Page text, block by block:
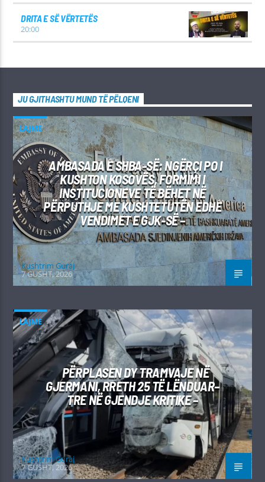
DRITA E SË VËRTETËS
20:00
JU GJITHASHTU MUND TË PËLQENI
LAJME
AMBASADA E SHBA-SË: NGËRÇI PO I
KUSHTON KOSOVËS, FORMIMI I
INSTITUCIONEVE TË BËHET NË
PËRPUTHJE ME KUSHTETUTËN EDHE
VENDIMET E GJK-SË –
Kushtrim Guraj
7 GUSHT, 2026
LAJME
PËRPLASEN DY TRAMVAJE NË
GJERMANI, RRETH 25 TË LËNDUAR–
TRE NË GJENDJE KRITIKE –
Kushtrim Guraj
7 GUSHT, 2026